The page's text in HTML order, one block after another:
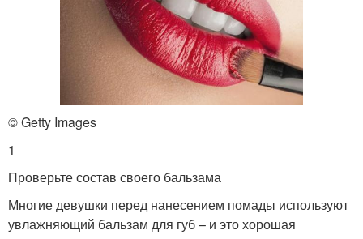
© Getty Images
1
Проверьте состав своего бальзама
Многие девушки перед нанесением помады используют
увлажняющий бальзам для губ – и это хорошая